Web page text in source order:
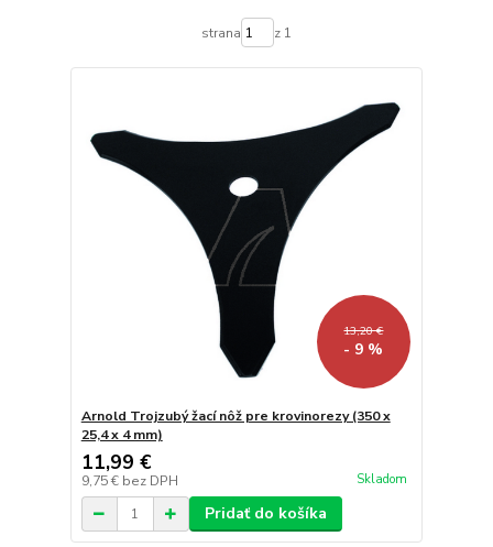
strana z 1
13,20 €
- 9 %
Arnold Trojzubý žací nôž pre krovinorezy (350 x
25,4 x 4 mm)
11,99 €
9,75 € bez DPH Skladom
Pridať do košíka